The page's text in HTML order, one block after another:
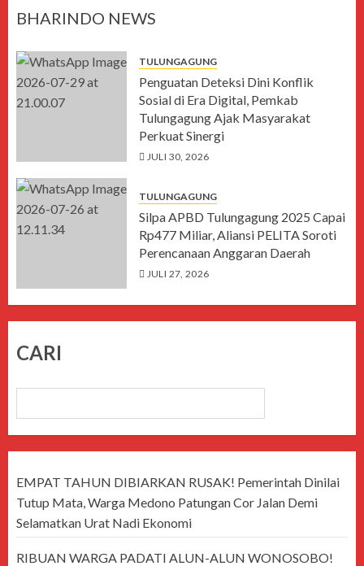
BHARINDO NEWS
TULUNGAGUNG
Penguatan Deteksi Dini Konflik
Sosial di Era Digital, Pemkab
Tulungagung Ajak Masyarakat
Perkuat Sinergi
JULI 30, 2026
TULUNGAGUNG
Silpa APBD Tulungagung 2025 Capai
Rp477 Miliar, Aliansi PELITA Soroti
Perencanaan Anggaran Daerah
JULI 27, 2026
CARI
EMPAT TAHUN DIBIARKAN RUSAK! Pemerintah Dinilai
Tutup Mata, Warga Medono Patungan Cor Jalan Demi
Selamatkan Urat Nadi Ekonomi
RIBUAN WARGA PADATI ALUN-ALUN WONOSOBO!